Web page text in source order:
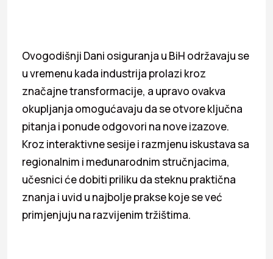
Ovogodišnji Dani osiguranja u BiH održavaju se
u vremenu kada industrija prolazi kroz
značajne transformacije, a upravo ovakva
okupljanja omogućavaju da se otvore ključna
pitanja i ponude odgovori na nove izazove.
Kroz interaktivne sesije i razmjenu iskustava sa
regionalnim i međunarodnim stručnjacima,
učesnici će dobiti priliku da steknu praktična
znanja i uvid u najbolje prakse koje se već
primjenjuju na razvijenim tržištima.